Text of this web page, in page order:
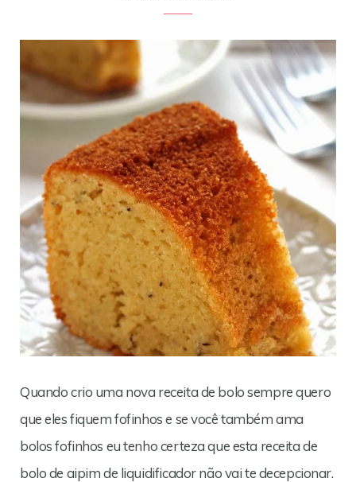
Quando crio uma nova receita de bolo sempre quero
que eles fiquem fofinhos e se você também ama
bolos fofinhos eu tenho certeza que esta receita de
bolo de aipim de liquidificador não vai te decepcionar.